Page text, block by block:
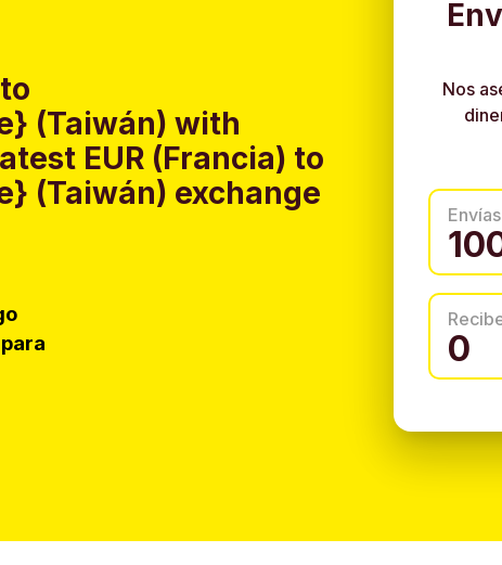
(Taiwán) with
EUR (Francia) to
(Taiwán) exchange
Nos
Envías